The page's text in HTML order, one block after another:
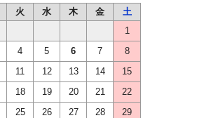
火 水 木 金
土
1
4 5 6 7
8
11 12 13 14
15
18 19 20 21
22
25 26 27 28
29